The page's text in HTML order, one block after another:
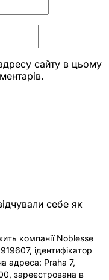
сайту в цьому
себе як
компанії Noblesse
ідентифікатор
адреса: Praha 7,
зареєстрована в